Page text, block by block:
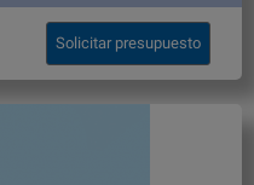
Solicitar presupuesto